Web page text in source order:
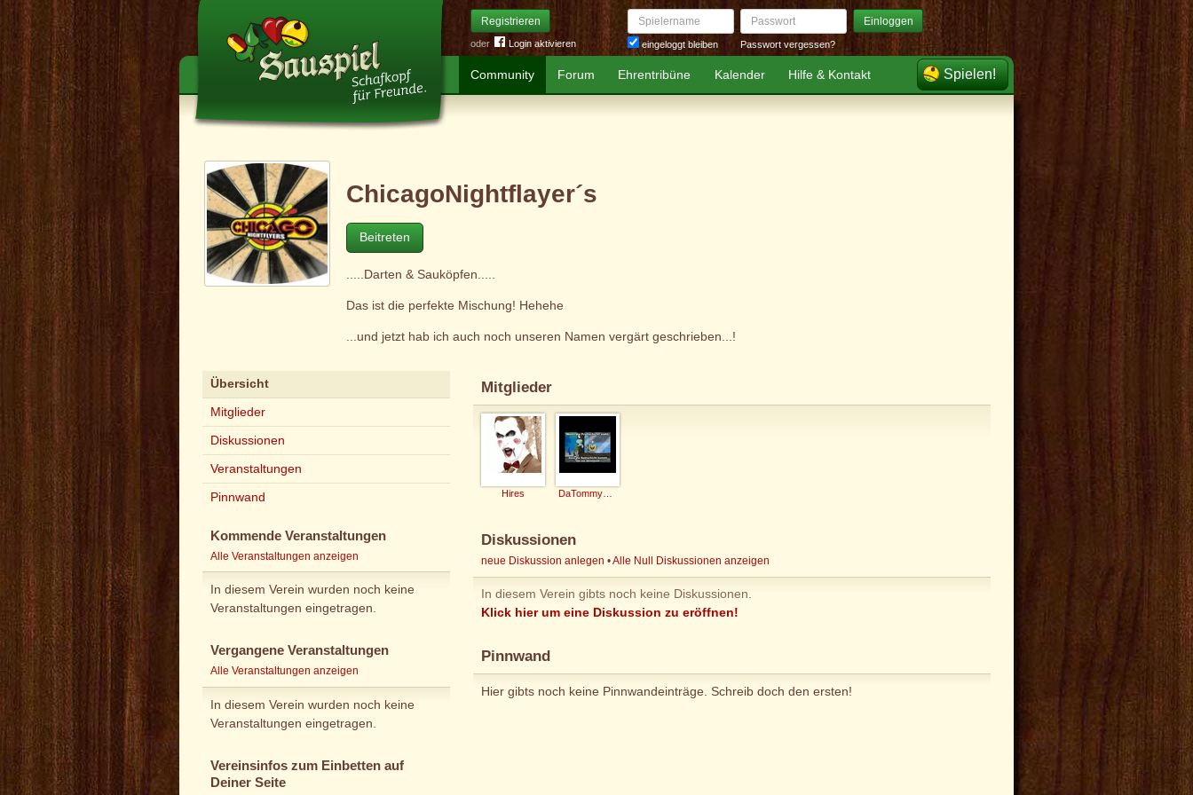
Registrieren
oder Login aktivieren
Spielername
eingeloggt bleiben
Passwort Einloggen
Passwort vergessen?
Community Forum Ehrentribüne Kalender Hilfe & Kontakt Spielen!
ChicagoNightflayer´s
Beitreten
.....Darten & Sauköpfen.....
Das ist die perfekte Mischung! Hehehe
...und jetzt hab ich auch noch unseren Namen vergärt geschrieben...!
Übersicht
Mitglieder
Diskussionen
Veranstaltungen
Pinnwand
Kommende Veranstaltungen
Alle Veranstaltungen anzeigen
In diesem Verein wurden noch keine
Veranstaltungen eingetragen.
Vergangene Veranstaltungen
Alle Veranstaltungen anzeigen
In diesem Verein wurden noch keine
Veranstaltungen eingetragen.
Vereinsinfos zum Einbetten auf
Deiner Seite
Mitglieder
Hires DaTommyLee
Diskussionen
neue Diskussion anlegen •Alle Null Diskussionen anzeigen
In diesem Verein gibts noch keine Diskussionen.
Klick hier um eine Diskussion zu eröffnen!
Pinnwand
Hier gibts noch keine Pinnwandeinträge. Schreib doch den ersten!